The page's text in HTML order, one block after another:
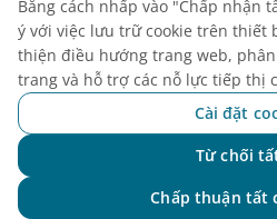
Airlines tạihttp://
Khám phá
Bằng cách nhấp vào "Chấp nhận
ý với việc lưu trữ cookie trên thiết
thiện điều hướng trang web,
trang và hỗ trợ các nỗ lực tiếp thị
Cài đặt
Từ chối
Chấp thuận tất